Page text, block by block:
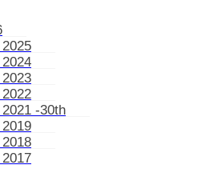
-30th